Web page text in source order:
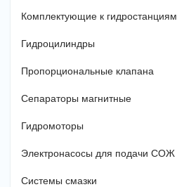
Комплектующие к гидростанциям
Гидроцилиндры
Пропорциональные клапана
Сепараторы магнитные
Гидромоторы
Электронасосы для подачи СОЖ
Системы смазки